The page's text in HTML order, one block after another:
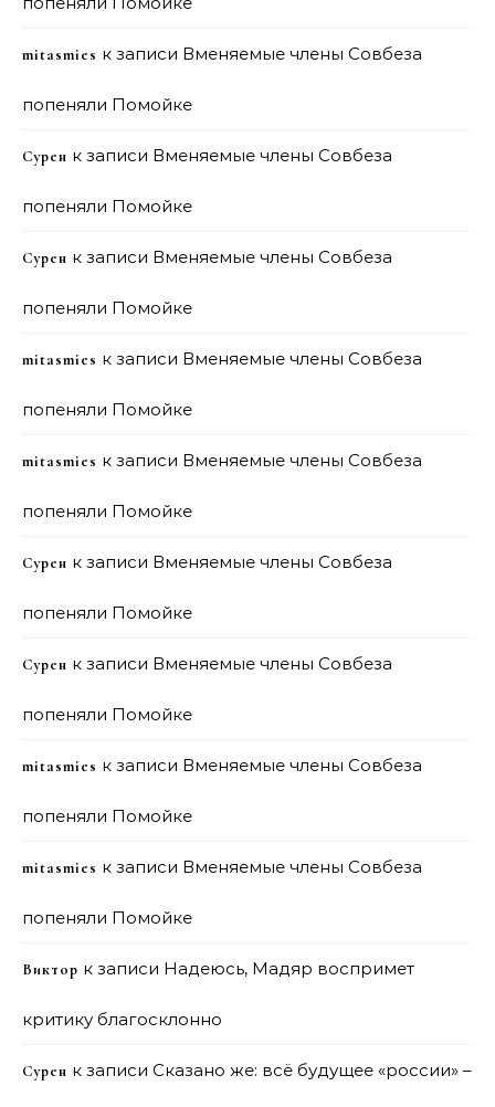
mitasmies к записи Вменяемые члены Совбеза
попеняли Помойке
Сурен к записи Вменяемые члены Совбеза
попеняли Помойке
Сурен к записи Вменяемые члены Совбеза
попеняли Помойке
mitasmies к записи Вменяемые члены Совбеза
попеняли Помойке
mitasmies к записи Вменяемые члены Совбеза
попеняли Помойке
Сурен к записи Вменяемые члены Совбеза
попеняли Помойке
Сурен к записи Вменяемые члены Совбеза
попеняли Помойке
mitasmies к записи Вменяемые члены Совбеза
попеняли Помойке
mitasmies к записи Вменяемые члены Совбеза
попеняли Помойке
Виктор к записи Надеюсь, Мадяр воспримет
критику благосклонно
Сурен к записи Сказано же: всё будущее «россии» –